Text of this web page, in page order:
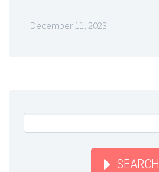
December 11, 2023
SEARCH